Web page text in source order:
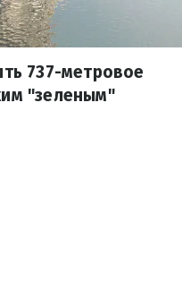
737-метровое
"зеленым"